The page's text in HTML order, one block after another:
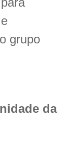
grupo
da